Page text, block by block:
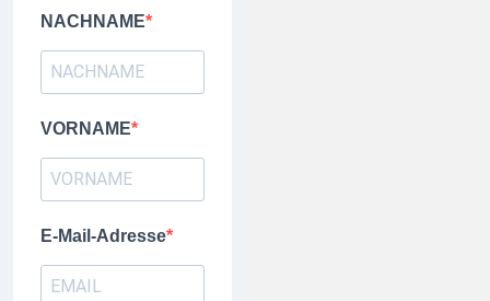
NACHNAME
VORNAME
E-Mail-Adresse